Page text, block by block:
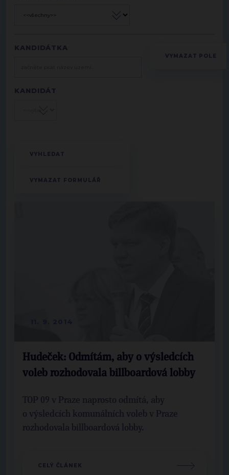
KANDIDÁTKA
KANDIDÁT
Hudeček: Odmítám, aby o výsledcích
voleb rozhodovala billboardová lobby
TOP 09 v Praze naprosto odmítá, aby
o výsledcích komunálních voleb v Praze
rozhodovala billboardová lobby.
CELÝ ČLÁNEK